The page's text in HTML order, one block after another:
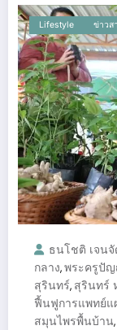
Lifestyle ข่าวส
ธนโชติ เจนจั
กลาง,พระครูปั
สุรินทร์, สุรินทร์
ฟื้นฟูการแพทย์แ
สมุนไพรพื้นบ้าน,